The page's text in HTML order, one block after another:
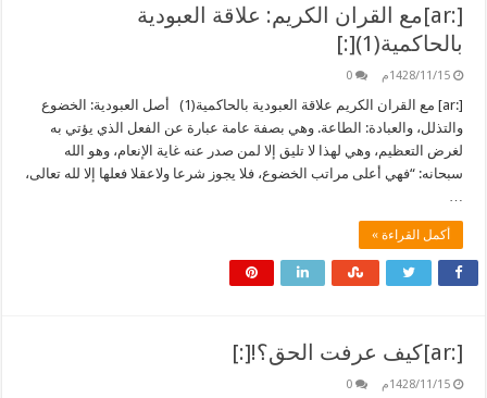
[:ar]مع القران الكريم: علاقة العبودية
بالحاكمية(1)[:]
1428/11/15م 0
[:ar] مع القران الكريم علاقة العبودية بالحاكمية(1) أصل العبودية: الخضوع
والتذلل، والعبادة: الطاعة. وهي بصفة عامة عبارة عن الفعل الذي يؤتي به
لغرض التعظيم، وهي لهذا لا تليق إلا لمن صدر عنه غاية الإنعام، وهو الله
سبحانه: “فهي أعلى مراتب الخضوع، فلا يجوز شرعا ولاعقلا فعلها إلا لله تعالى،
أكمل القراءة »
[:ar]كيف عرفت الحق؟![:]
1428/11/15م 0